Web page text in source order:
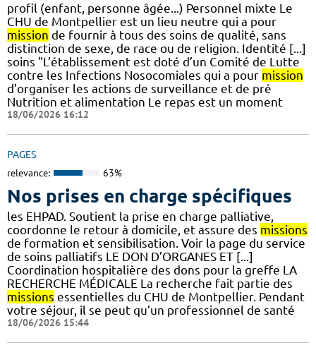
profil (enfant, personne âgée...) Personnel mixte Le
CHU de Montpellier est un lieu neutre qui a pour
mission de fournir à tous des soins de qualité, sans
distinction de sexe, de race ou de religion. Identité [...]
soins "L’établissement est doté d’un Comité de Lutte
contre les Infections Nosocomiales qui a pour mission
d’organiser les actions de surveillance et de pré
Nutrition et alimentation Le repas est un moment
18/06/2026 16:12
PAGES
relevance: 63%
Nos prises en charge spécifiques
les EHPAD. Soutient la prise en charge palliative,
coordonne le retour à domicile, et assure des missions
de formation et sensibilisation. Voir la page du service
de soins palliatifs LE DON D’ORGANES ET [...]
Coordination hospitalière des dons pour la greffe LA
RECHERCHE MÉDICALE La recherche fait partie des
missions essentielles du CHU de Montpellier. Pendant
votre séjour, il se peut qu’un professionnel de santé
18/06/2026 15:44